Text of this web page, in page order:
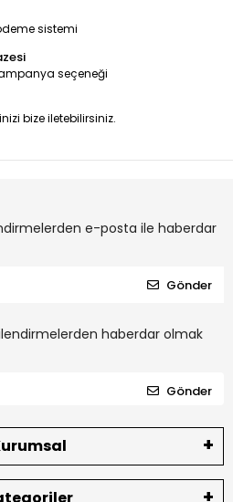
sistemi
seçeneği
bize iletebilirsiniz.
e-posta ile haberdar
Gönder
haberdar olmak
Gönder